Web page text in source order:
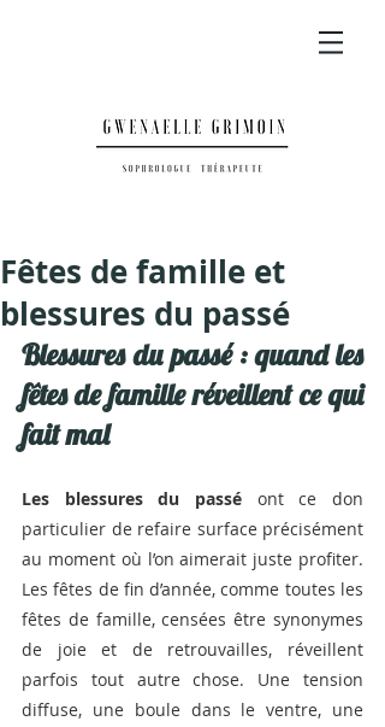
Fêtes de famille et
blessures du passé
Blessures du passé : quand les
fêtes de famille réveillent ce qui
fait mal
Les blessures du passé ont ce don
particulier de refaire surface précisément
au moment où l’on aimerait juste profiter.
Les fêtes de fin d’année, comme toutes les
fêtes de famille, censées être synonymes
de joie et de retrouvailles, réveillent
parfois tout autre chose. Une tension
diffuse, une boule dans le ventre, une